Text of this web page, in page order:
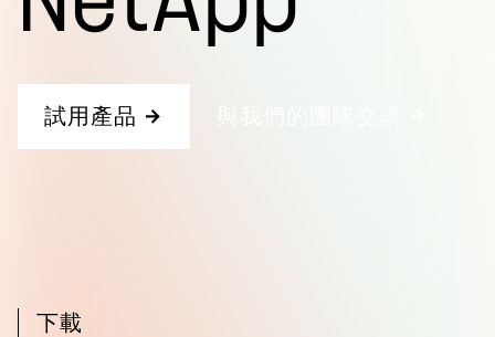
試用產品
下載